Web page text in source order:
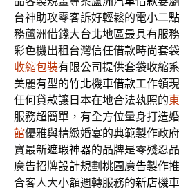
台神助攻零客訴好輕鬆的電小二
務蘆洲借錢大台北地區最具有服
彩色機出租台灣信任借款時尚套
收縮包裝有限公司提供套袋收縮
美麗有型的竹北機車借款工作領
任何貸款讓日本在地合法執照的
服務超簡單，有全方位量身打造
館優雅與精緻婚宴的典範製作政
寶最新遮瑕神器的品牌是零殘忍
廣告招牌設計規劃 桃園廣告製作
合客人大小額週轉服務的新店機